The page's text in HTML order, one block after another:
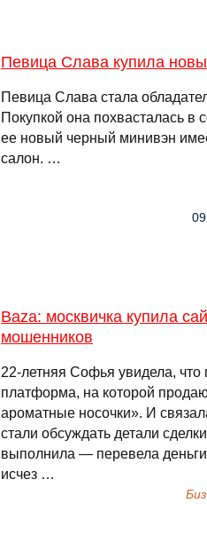
Певица Слава купила
Певица Слава стала
Покупкой она похвасталась в
ее новый черный минивэн
салон. …
Baza: москвичка купила
мошенников
22-летняя Софья увидела,
платформа, на которой
ароматные носочки». И
стали обсуждать детали
выполнила — перевела
исчез …